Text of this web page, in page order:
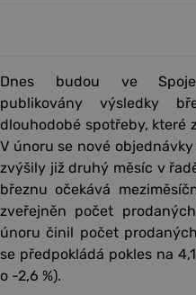
Dnes budou ve
publikovány výsledky
dlouhodobé spotřeby, které
V únoru se nové
zvýšily již druhý měsíc v
březnu očekává
zveřejněn počet
únoru činil počet
se předpokládá pokles na
o -2,6 %).